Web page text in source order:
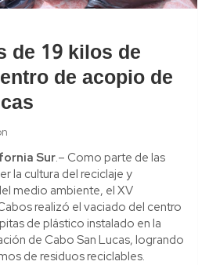
de 19 kilos de
de acopio de
Sur.– Como parte de las
la cultura del reciclaje y
medio ambiente, el XV
realizó el vaciado del centro
de plástico instalado en la
de Cabo San Lucas, logrando
de residuos reciclables.